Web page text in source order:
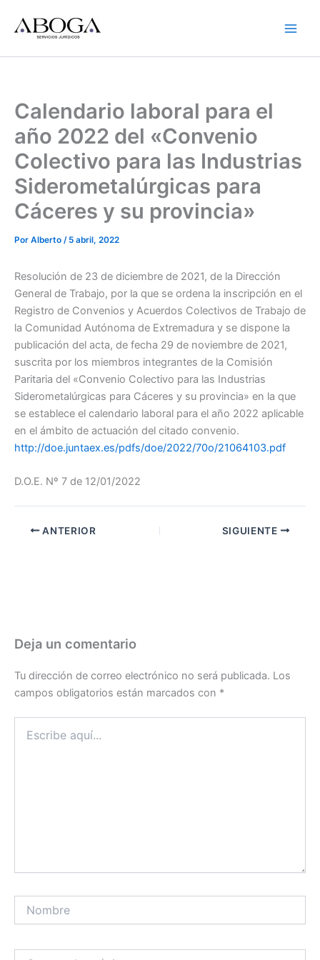
contenido
Calendario laboral para el
año 2022 del «Convenio
Colectivo para las Industrias
Siderometalúrgicas para
Cáceres y su provincia»
Por Alberto / 5 abril, 2022
Resolución de 23 de diciembre de 2021, de la Dirección
General de Trabajo, por la que se ordena la inscripción en el
Registro de Convenios y Acuerdos Colectivos de Trabajo de
la Comunidad Autónoma de Extremadura y se dispone la
publicación del acta, de fecha 29 de noviembre de 2021,
suscrita por los miembros integrantes de la Comisión
Paritaria del «Convenio Colectivo para las Industrias
Siderometalúrgicas para Cáceres y su provincia» en la que
se establece el calendario laboral para el año 2022 aplicable
en el ámbito de actuación del citado convenio.
http://doe.juntaex.es/pdfs/doe/2022/70o/21064103.pdf
D.O.E. Nº 7 de 12/01/2022
ANTERIOR SIGUIENTE
Deja un comentario
Tu dirección de correo electrónico no será publicada. Los
campos obligatorios están marcados con *
aquí...